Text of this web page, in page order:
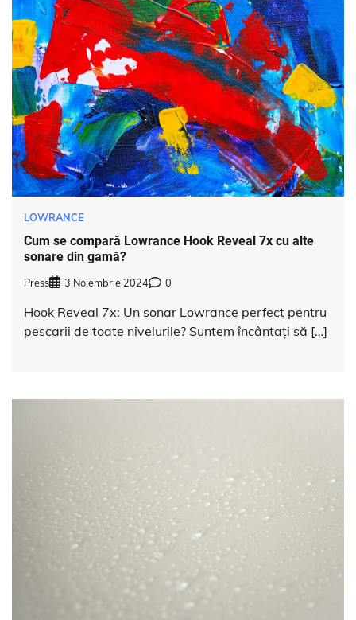
LOWRANCE
Cum se compară Lowrance Hook Reveal 7x cu alte
sonare din gamă?
Press 3 Noiembrie 2024 0
Hook Reveal 7x: Un sonar Lowrance perfect pentru
pescarii de toate nivelurile? Suntem încântați să […]